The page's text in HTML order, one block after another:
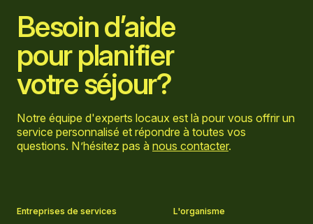
Besoin d’aide
pour planifier
votre séjour?
Notre équipe d'experts locaux est là pour vous offrir un
service personnalisé et répondre à toutes vos
questions. N’hésitez pas à nous contacter.
Entreprises de services L'organisme